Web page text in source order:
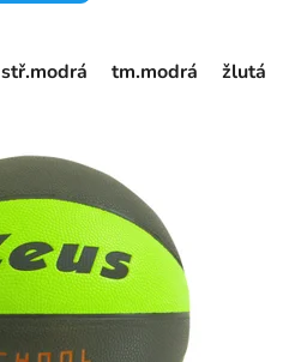
stř.modrá tm.modrá žlutá